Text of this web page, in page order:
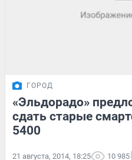
ГОРОД
«Эльдорадо»
сдать старые
5400
21 августа, 2014, 18:25 10 985